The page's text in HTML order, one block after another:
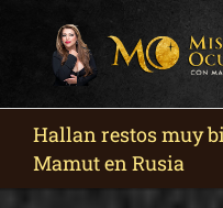
Hallan restos muy
Mamut en Rusia